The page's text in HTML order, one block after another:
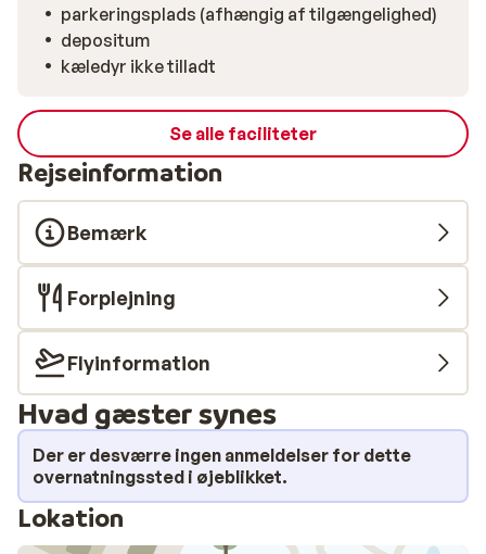
parkeringsplads (afhængig af tilgængelighed)
depositum
kæledyr ikke tilladt
Se alle faciliteter
Rejseinformation
Bemærk
Forplejning
Flyinformation
Hvad gæster synes
Der er desværre ingen anmeldelser for dette
overnatningssted i øjeblikket.
Lokation